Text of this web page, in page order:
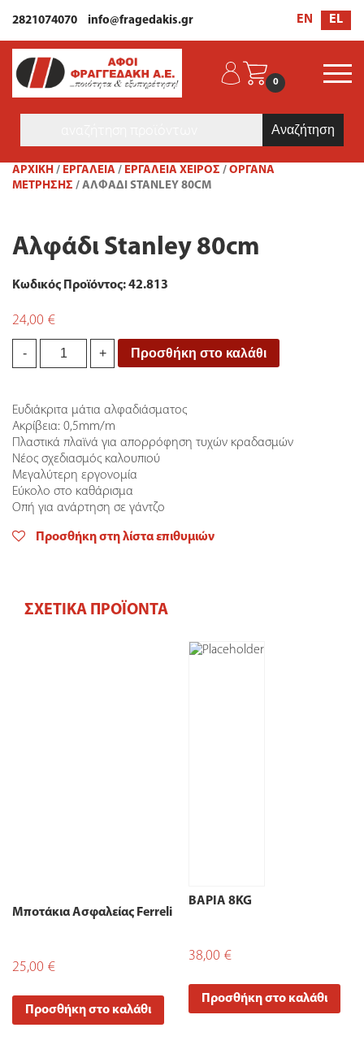
2821074070 info@fragedakis.gr EN EL
0
ΑΡΧΙΚΉ / ΕΡΓΑΛΕΙΑ / ΕΡΓΑΛΕΊΑ ΧΕΙΡΌΣ / ΌΡΓΑΝΑ
ΜΈΤΡΗΣΗΣ / ΑΛΦΆΔΙ STANLEY 80CM
Αλφάδι Stanley 80cm
Κωδικός Προϊόντος: 42.813
24,00 €
-
Αλφάδι
+ Προσθήκη στο καλάθι
Ευδιάκριτα μάτια αλφαδιάσματος
Ακρίβεια: 0,5mm/m
Πλαστικά πλαϊνά για απορρόφηση τυχών κραδασμών
Νέος σχεδιασμός καλουπιού
Μεγαλύτερη εργονομία
Εύκολο στο καθάρισμα
Οπή για ανάρτηση σε γάντζο
Προσθήκη στη λίστα επιθυμιών
ΣΧΕΤΙΚΆ ΠΡΟΪΌΝΤΑ
Μποτάκια Ασφαλείας Ferreli
25,00 €
Προσθήκη στο καλάθι
ΒΑΡΙΑ 8KG
38,00 €
Προσθήκη στο καλάθι